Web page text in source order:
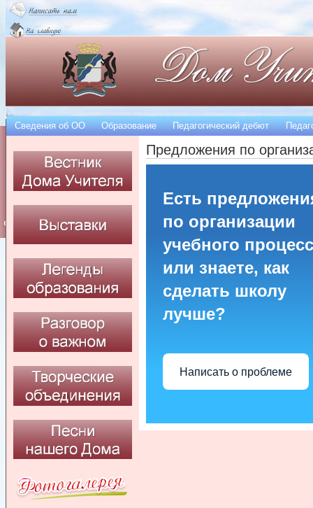
Предложения по
Есть
по организации
учебного
или знаете, как
сделать школу
лучше?
Написать о проблеме
Сведения об OO Образование Педагогический дебют